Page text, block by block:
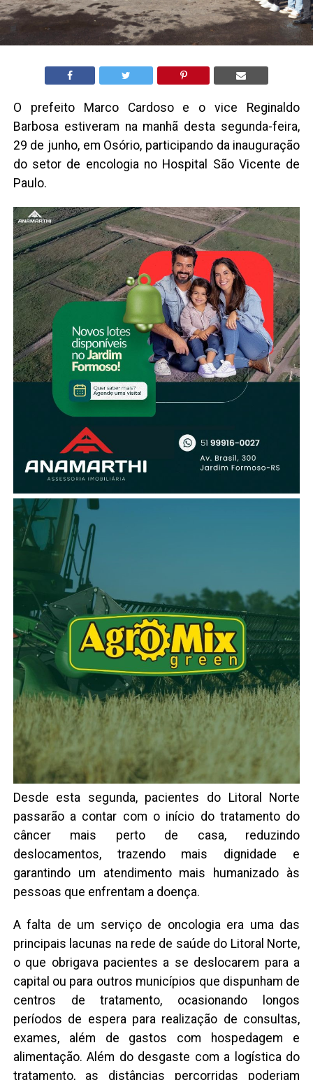
O prefeito Marco Cardoso e o vice Reginaldo
Barbosa estiveram na manhã desta segunda-feira,
29 de junho, em Osório, participando da inauguração
do setor de encologia no Hospital São Vicente de
Paulo.
Desde esta segunda, pacientes do Litoral Norte
passarão a contar com o início do tratamento do
câncer mais perto de casa, reduzindo
deslocamentos, trazendo mais dignidade e
garantindo um atendimento mais humanizado às
pessoas que enfrentam a doença.
A falta de um serviço de oncologia era uma das
principais lacunas na rede de saúde do Litoral Norte,
o que obrigava pacientes a se deslocarem para a
capital ou para outros municípios que dispunham de
centros de tratamento, ocasionando longos
períodos de espera para realização de consultas,
exames, além de gastos com hospedagem e
alimentação. Além do desgaste com a logística do
tratamento, as distâncias percorridas poderiam